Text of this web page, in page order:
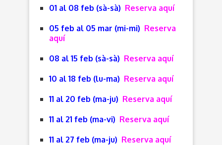
01 al 08 feb (sà-sà) Reserva aquí
05 feb al 05 mar (mi-mi) Reserva
aquí
08 al 15 feb (sà-sà) Reserva aquí
10 al 18 feb (lu-ma) Reserva aquí
11 al 20 feb (ma-ju) Reserva aquí
11 al 21 feb (ma-vi) Reserva aquí
11 al 27 feb (ma-ju) Reserva aquí